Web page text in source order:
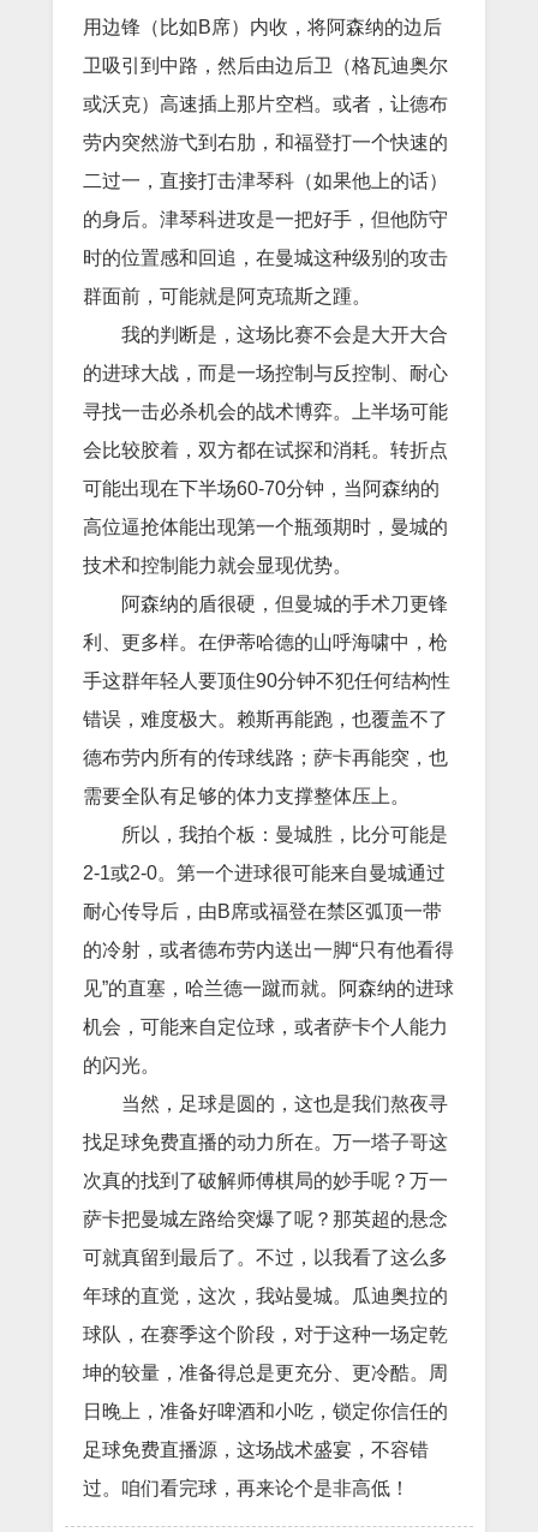
用边锋（比如B席）内收，将阿森纳的边后
卫吸引到中路，然后由边后卫（格瓦迪奥尔
或沃克）高速插上那片空档。或者，让德布
劳内突然游弋到右肋，和福登打一个快速的
二过一，直接打击津琴科（如果他上的话）
的身后。津琴科进攻是一把好手，但他防守
时的位置感和回追，在曼城这种级别的攻击
群面前，可能就是阿克琉斯之踵。
我的判断是，这场比赛不会是大开大合
的进球大战，而是一场控制与反控制、耐心
寻找一击必杀机会的战术博弈。上半场可能
会比较胶着，双方都在试探和消耗。转折点
可能出现在下半场60-70分钟，当阿森纳的
高位逼抢体能出现第一个瓶颈期时，曼城的
技术和控制能力就会显现优势。
阿森纳的盾很硬，但曼城的手术刀更锋
利、更多样。在伊蒂哈德的山呼海啸中，枪
手这群年轻人要顶住90分钟不犯任何结构性
错误，难度极大。赖斯再能跑，也覆盖不了
德布劳内所有的传球线路；萨卡再能突，也
需要全队有足够的体力支撑整体压上。
所以，我拍个板：曼城胜，比分可能是
2-1或2-0。第一个进球很可能来自曼城通过
耐心传导后，由B席或福登在禁区弧顶一带
的冷射，或者德布劳内送出一脚“只有他看得
见”的直塞，哈兰德一蹴而就。阿森纳的进球
机会，可能来自定位球，或者萨卡个人能力
的闪光。
当然，足球是圆的，这也是我们熬夜寻
找足球免费直播的动力所在。万一塔子哥这
次真的找到了破解师傅棋局的妙手呢？万一
萨卡把曼城左路给突爆了呢？那英超的悬念
可就真留到最后了。不过，以我看了这么多
年球的直觉，这次，我站曼城。瓜迪奥拉的
球队，在赛季这个阶段，对于这种一场定乾
坤的较量，准备得总是更充分、更冷酷。周
日晚上，准备好啤酒和小吃，锁定你信任的
足球免费直播源，这场战术盛宴，不容错
过。咱们看完球，再来论个是非高低！